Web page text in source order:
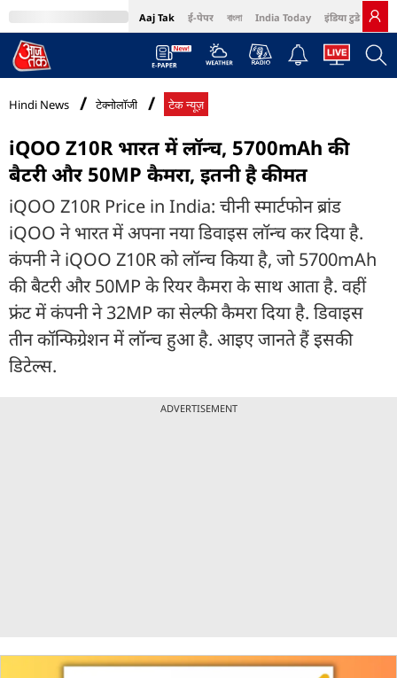
Aaj Tak ई-पेपर বাংলা India Today इंडिया टुडे हिंदी
MumbaiTak Cosmopolitan Harper's Bazaar Northeast
Hindi News टेक्नोलॉजी टेक न्यूज़
iQOO Z10R भारत में लॉन्च, 5700mAh की
बैटरी और 50MP कैमरा, इतनी है कीमत
iQOO Z10R Price in India: चीनी स्मार्टफोन ब्रांड
iQOO ने भारत में अपना नया डिवाइस लॉन्च कर दिया है.
कंपनी ने iQOO Z10R को लॉन्च किया है, जो 5700mAh
की बैटरी और 50MP के रियर कैमरा के साथ आता है. वहीं
फ्रंट में कंपनी ने 32MP का सेल्फी कैमरा दिया है. डिवाइस
तीन कॉन्फिग्रेशन में लॉन्च हुआ है. आइए जानते हैं इसकी
डिटेल्स.
ADVERTISEMENT